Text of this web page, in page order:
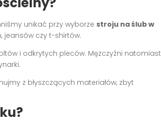
unikać przy wyborze stroju na ślub w
jeansów czy t-shirtów.
i odkrytych pleców. Mężczyźni natomiast
z błyszczących materiałów, zbyt